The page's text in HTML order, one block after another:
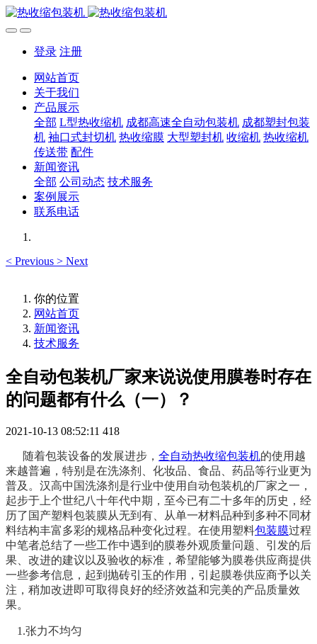
登录 注册
网站首页
关于我们
产品展示
全部 L型热收缩机 成都高速全自动包装机 成都塑封包装
机 袖口式封切机 热收缩膜 大型塑封机 收缩机 热收缩机
传送带 配件
新闻资讯
全部 公司动态 技术服务
案例展示
联系电话
< Previous > Next
你的位置
网站首页
新闻资讯
技术服务
全自动包装机厂家来说说使用膜卷时存在
的问题都有什么（一）？
2021-10-13 08:52:11 418
随着包装设备的发展进步， 全自动热收缩包装机的使用越
来越普遍，特别是在洗涤剂、化妆品、食品、药品等行业更为
普及。汉高中国洗涤剂是行业中使用自动包装机的厂家之一，
起步于上个世纪八十年代中期，至今已有二十多年的历史，经
历了国产塑料包装膜从无到有、从单一材料品种到多种不同材
料结构丰富多彩的规格品种变化过程。在使用塑料包装膜过程
中笔者总结了一些工作中遇到的膜卷外观质量问题、引发的后
果、改进的建议以及验收的标准，希望能够为膜卷供应商提供
一些参考信息，起到抛砖引玉的作用，引起膜卷供应商予以关
注，稍加改进即可取得良好的经济效益和完美的产品质量效
果。
1.张力不均匀